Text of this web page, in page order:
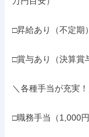
□昇給あり（不定期）
□賞与あり（決算賞
＼各種手当が充実！
□職務手当（1,000円